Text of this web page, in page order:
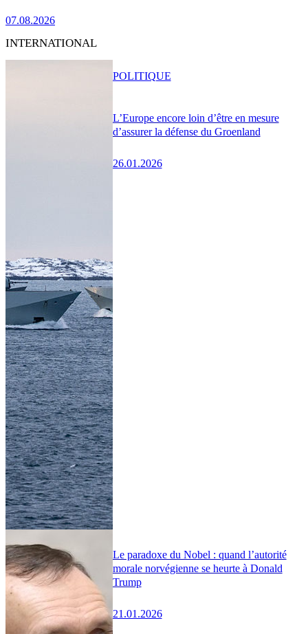
07.08.2026
INTERNATIONAL
L’Europe encore loin d’être en mesure
d’assurer la défense du Groenland
26.01.2026
POLITIQUE
Le paradoxe du Nobel : quand l’autorité
morale norvégienne se heurte à Donald
Trump
21.01.2026